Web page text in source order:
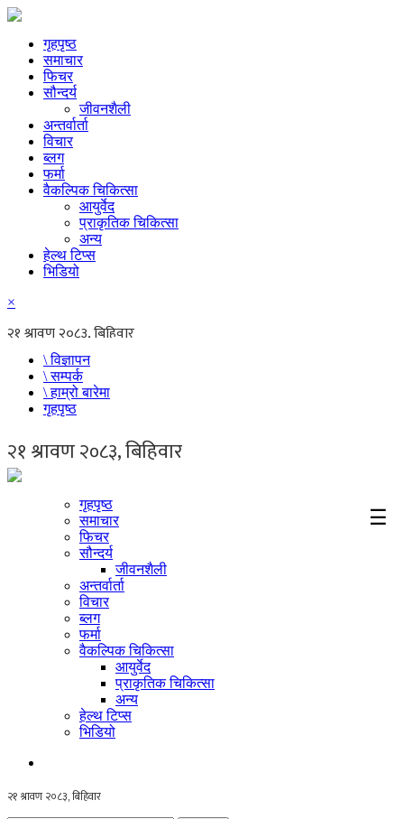
गृहपृष्ठ
समाचार
फिचर
सौन्दर्य
जीवनशैली
अन्तर्वार्ता
विचार
ब्लग
फर्मा
वैकल्पिक चिकित्सा
आयुर्वेद
प्राकृतिक चिकित्सा
अन्य
हेल्थ टिप्स
भिडियो
×
\ विज्ञापन
\ सम्पर्क
\ हाम्रो बारेमा
गृहपृष्ठ
☰
गृहपृष्ठ
समाचार
फिचर
सौन्दर्य
जीवनशैली
अन्तर्वार्ता
विचार
ब्लग
फर्मा
वैकल्पिक चिकित्सा
आयुर्वेद
प्राकृतिक चिकित्सा
अन्य
हेल्थ टिप्स
भिडियो